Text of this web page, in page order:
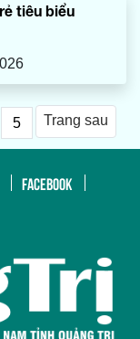
tiêu biểu
5 Trang sau
FACEBOOK